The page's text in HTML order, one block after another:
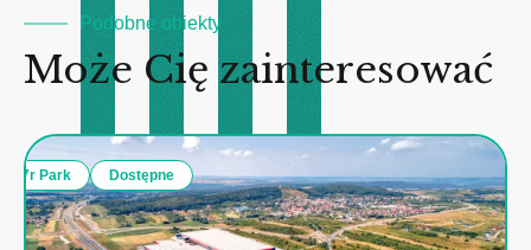
Podobne obiekty
Może Cię zainteresować
7r Park Dostępne